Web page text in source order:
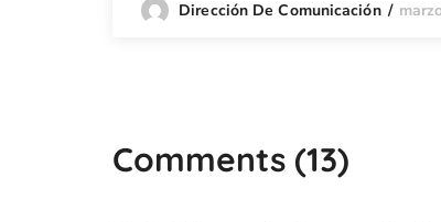
Dirección De Comunicación
Comments (13)